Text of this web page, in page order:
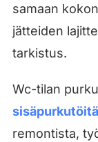
samaan
jätteiden
tarkistus.
Wc-tilan
sisäpurkutöitä
remontista,